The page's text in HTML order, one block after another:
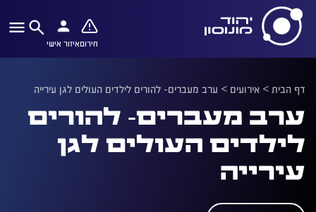
חירוםאיזור אישי
דף הבית> אירועים > ערב מעברים- להורים לילדים העולים לגן עירייה
ערב מעברים- להורים
לילדים העולים לגן
עירייה